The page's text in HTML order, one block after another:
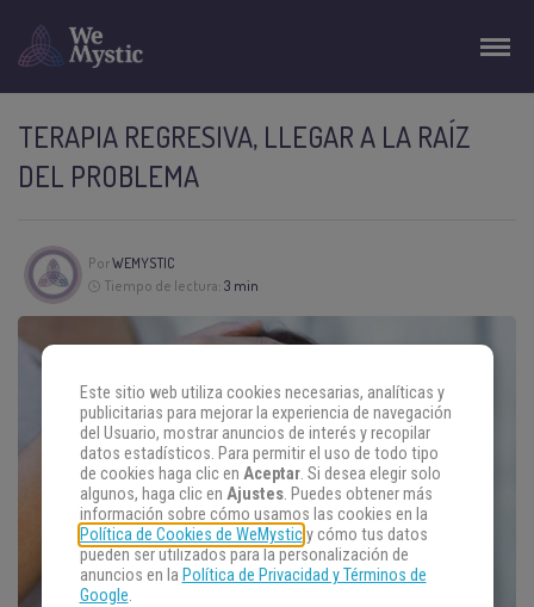
TERAPIA REGRESIVA, LLEGAR A LA RAÍZ
DEL PROBLEMA
PorWEMYSTIC
Tiempo de lectura: 3 min
Este sitio web utiliza cookies necesarias, analíticas y
publicitarias para mejorar la experiencia de navegación
del Usuario, mostrar anuncios de interés y recopilar
datos estadísticos. Para permitir el uso de todo tipo
de cookies haga clic en Aceptar. Si desea elegir solo
algunos, haga clic en Ajustes. Puedes obtener más
información sobre cómo usamos las cookies en la
Política de Cookies de WeMysticy cómo tus datos
pueden ser utilizados para la personalización de
anuncios en la Política de Privacidad y Términos de
Google.